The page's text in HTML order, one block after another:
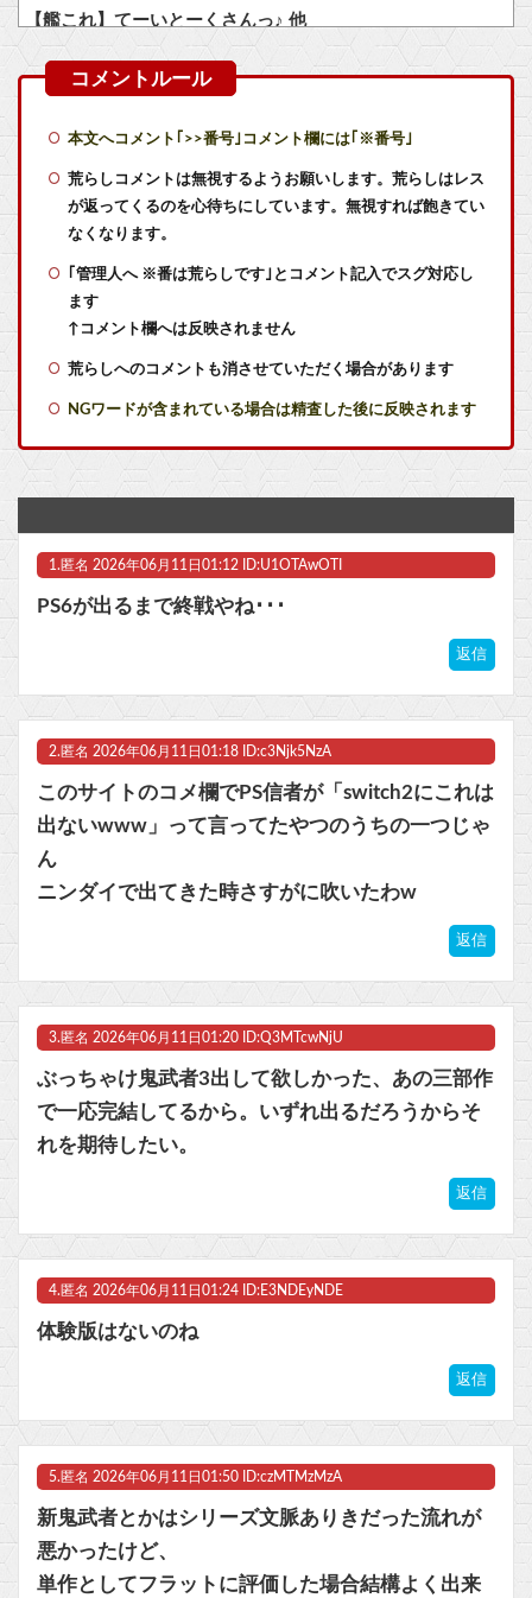
【艦これ】てーいとーくさんっ♪ 他
【艦これ】でもイベントのたびに思うんだ 空母機動部隊ってクソだわ！
Switch2版『モンハンワイルズ』の動作環境が判明！
【朗報】 献血しながら引いたガチャがまさかの結果に
ファイファン5で唯一学んだことｗｗｗｗｗｗｗｗ
サイバスターが一番輝いてたスパロボ
実際『ゼルダ 時オカ』→『風タク』の時の空気感を知りたい
【ラブライブ！】LuckyFes'26配信中！他
RPGでレベル上げまくってボスも余裕にするやつｗｗｗｗ
【画像】なろう主人公さん、ガチでとんでもない理由で追放されるwww他
ビットコイン再び1600万円へ。ドル円は147円に
本文へコメント｢>>番号｣コメント欄には｢※番号｣
荒らしコメントは無視するようお願いします。荒らしはレス
が返ってくるのを心待ちにしています。無視すれば飽きてい
なくなります。
｢管理人へ ※番は荒らしです｣とコメント記入でスグ対応し
ます
↑コメント欄へは反映されません
荒らしへのコメントも消させていただく場合があります
NGワードが含まれている場合は精査した後に反映されます
1. 匿名 2026年06月11日01:12 ID:U1OTAwOTI
PS6が出るまで終戦やね･･･
返信
2. 匿名 2026年06月11日01:18 ID:c3Njk5NzA
このサイトのコメ欄でPS信者が「switch2にこれは
出ないwww」って言ってたやつのうちの一つじゃ
ん
ニンダイで出てきた時さすがに吹いたわw
返信
3. 匿名 2026年06月11日01:20 ID:Q3MTcwNjU
ぶっちゃけ鬼武者3出して欲しかった、あの三部作
で一応完結してるから。いずれ出るだろうからそ
れを期待したい。
返信
4. 匿名 2026年06月11日01:24 ID:E3NDEyNDE
体験版はないのね
返信
5. 匿名 2026年06月11日01:50 ID:czMTMzMzA
新鬼武者とかはシリーズ文脈ありきだった流れが
悪かったけど、
単作としてフラットに評価した場合結構よく出来